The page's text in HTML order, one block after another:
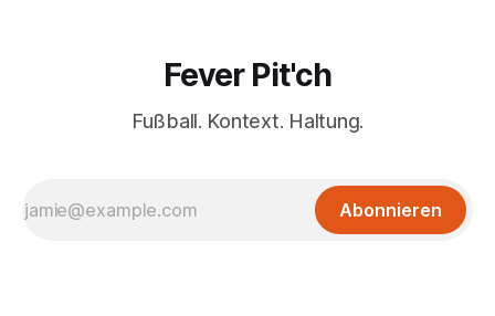
Fever Pit'ch
Fußball. Kontext. Haltung.
Abonnieren